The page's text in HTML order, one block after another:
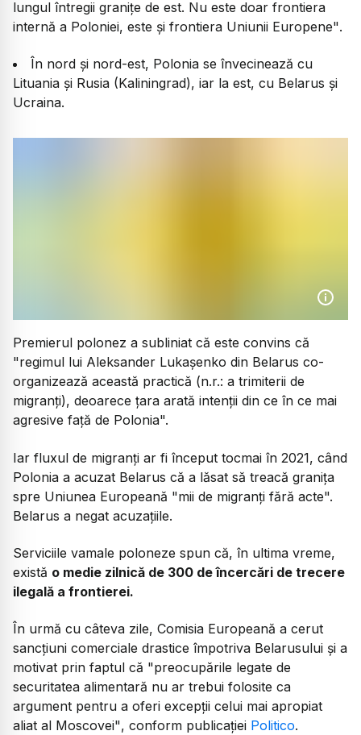
lungul întregii granițe de est. Nu este doar frontiera
internă a Poloniei, este şi frontiera Uniunii Europene".
În nord și nord-est, Polonia se învecinează cu
Lituania și Rusia (Kaliningrad), iar la est, cu Belarus și
Ucraina.
Premierul polonez a subliniat că este convins că
"regimul lui Aleksander Lukașenko din Belarus co-
organizează această practică (n.r.: a trimiterii de
migranți), deoarece țara arată intenții din ce în ce mai
agresive față de Polonia".
Iar fluxul de migranți ar fi început tocmai în 2021, când
Polonia a acuzat Belarus că a lăsat să treacă granița
spre Uniunea Europeană "mii de migranți fără acte".
Belarus a negat acuzațiile.
Serviciile vamale poloneze spun că, în ultima vreme,
există o medie zilnică de 300 de încercări de trecere
ilegală a frontierei.
În urmă cu câteva zile, Comisia Europeană a cerut
sancțiuni comerciale drastice împotriva Belarusului și a
motivat prin faptul că "preocupările legate de
securitatea alimentară nu ar trebui folosite ca
argument pentru a oferi excepții celui mai apropiat
aliat al Moscovei", conform publicației Politico.